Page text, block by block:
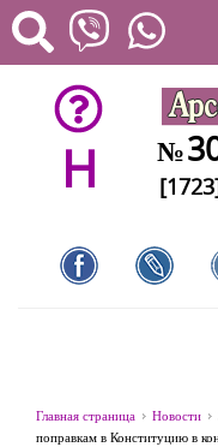
H №
Главная страница Новости
поправкам в Конституцию в